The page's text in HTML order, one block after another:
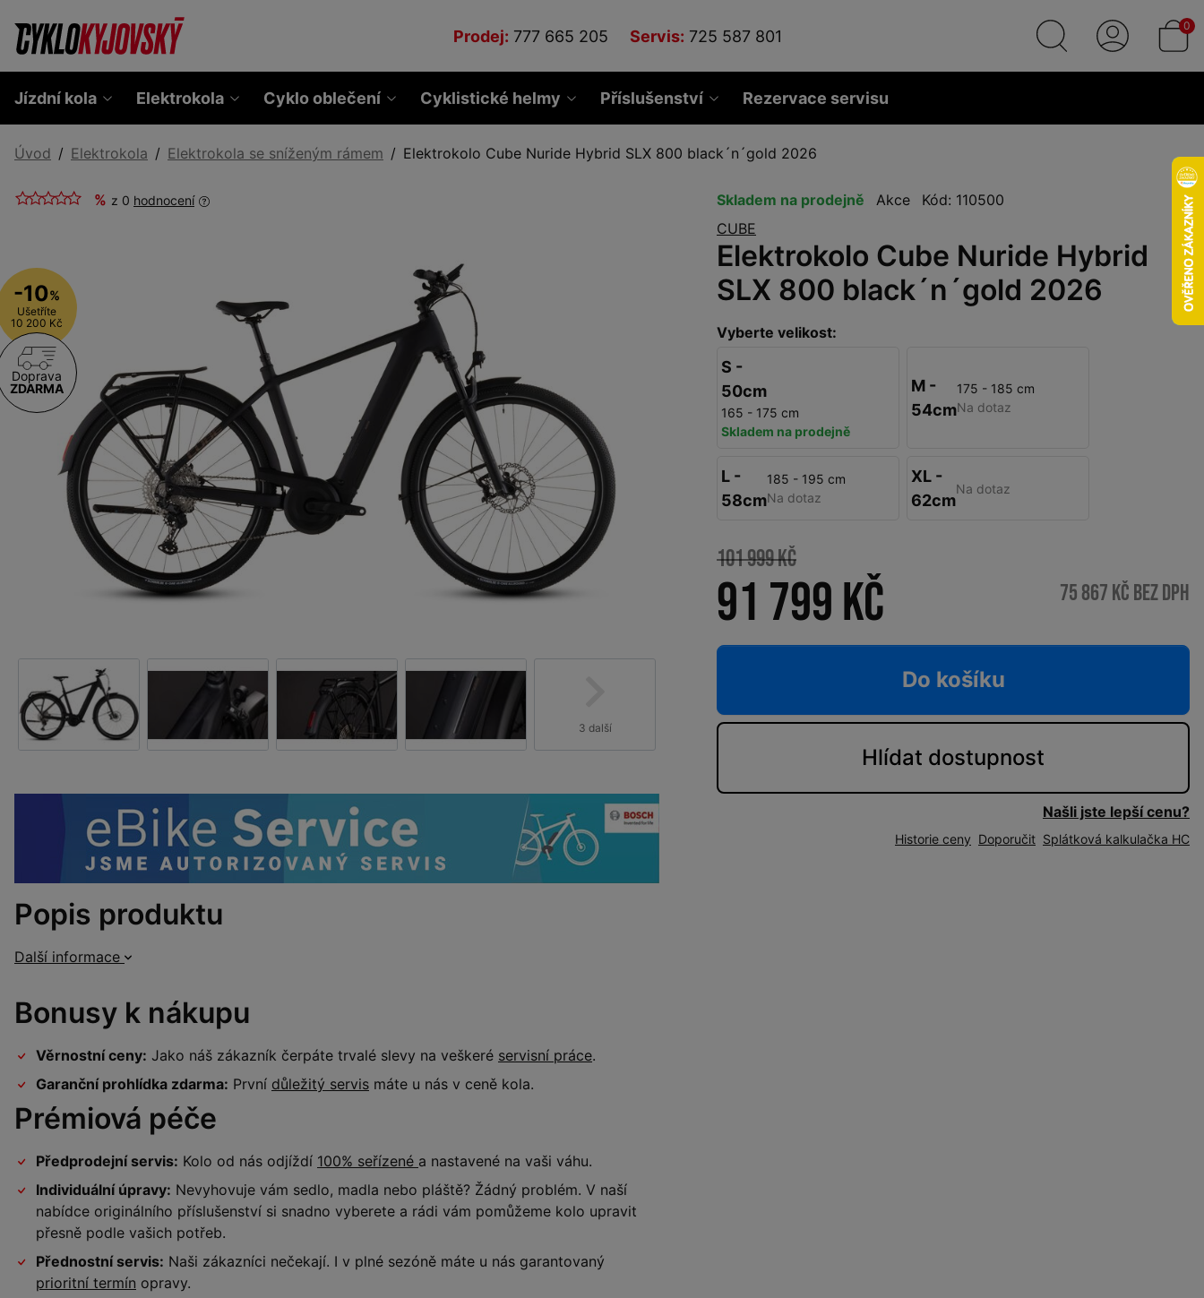
Prodej: 777 665 205 Servis: 725 587 801
0
Jízdní kola Elektrokola Cyklo oblečení Cyklistické helmy Příslušenství Rezervace servisu
Úvod Elektrokola Elektrokola se sníženým rámem Elektrokolo Cube Nuride Hybrid SLX 800 black´n´gold 2026
% z 0 hodnocení
-10%
Ušetříte
10 200 Kč
Doprava
ZDARMA
3 další
Popis produktu
Další informace
Bonusy k nákupu
Věrnostní ceny: Jako náš zákazník čerpáte trvalé slevy na veškeré servisní práce.
Garanční prohlídka zdarma: První důležitý servis máte u nás v ceně kola.
Prémiová péče
Předprodejní servis: Kolo od nás odjíždí 100% seřízené a nastavené na vaši váhu.
Individuální úpravy: Nevyhovuje vám sedlo, madla nebo pláště? Žádný problém. V naší
nabídce originálního příslušenství si snadno vyberete a rádi vám pomůžeme kolo upravit
přesně podle vašich potřeb.
Přednostní servis: Naši zákazníci nečekají. I v plné sezóně máte u nás garantovaný
prioritní termín opravy.
Skladem na prodejně Akce
Kód: 110500
CUBE
Elektrokolo Cube Nuride Hybrid
SLX 800 black´n´gold 2026
Vyberte velikost:
S -
50cm
165 - 175 cm
Skladem na prodejně
M -
54cm
175 - 185 cm
Na dotaz
L -
58cm
185 - 195 cm
Na dotaz
XL -
62cm
Na dotaz
101 999 Kč
91 799 Kč 75 867 Kč bez DPH
Do košíku
Hlídat dostupnost
Našli jste lepší cenu?
Historie ceny Doporučit Splátková kalkulačka HC